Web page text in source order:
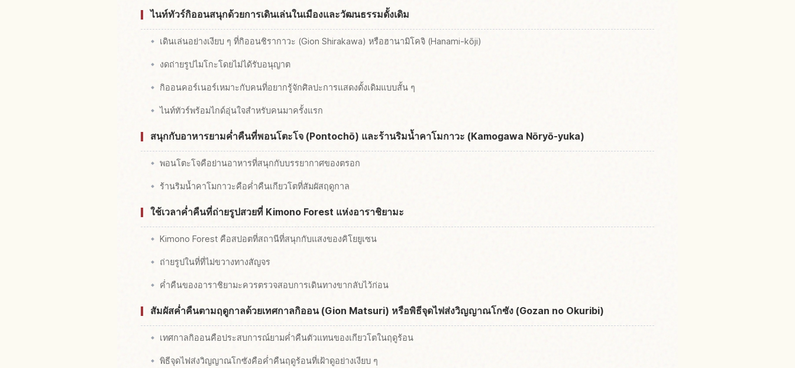
ไนท์ทัวร์กิออนสนุกด้วยการเดินเล่นในเมืองและวัฒนธรรมดั้งเดิม
เดินเล่นอย่างเงียบ ๆ ที่กิออนชิรากาวะ (Gion Shirakawa) หรือฮานามิโคจิ (Hanami-kōji)
งดถ่ายรูปไมโกะโดยไม่ได้รับอนุญาต
กิออนคอร์เนอร์เหมาะกับคนที่อยากรู้จักศิลปะการแสดงดั้งเดิมแบบสั้น ๆ
ไนท์ทัวร์พร้อมไกด์อุ่นใจสำหรับคนมาครั้งแรก
สนุกกับอาหารยามค่ำคืนที่พอนโตะโจ (Pontochō) และร้านริมน้ำคาโมกาวะ (Kamogawa Nōryō-yuka)
พอนโตะโจคือย่านอาหารที่สนุกกับบรรยากาศของตรอก
ร้านริมน้ำคาโมกาวะคือค่ำคืนเกียวโตที่สัมผัสฤดูกาล
ใช้เวลาค่ำคืนที่ถ่ายรูปสวยที่ Kimono Forest แห่งอาราชิยามะ
Kimono Forest คือสปอตที่สถานีที่สนุกกับแสงของคิโยยูเซน
ถ่ายรูปในที่ที่ไม่ขวางทางสัญจร
ค่ำคืนของอาราชิยามะควรตรวจสอบการเดินทางขากลับไว้ก่อน
สัมผัสค่ำคืนตามฤดูกาลด้วยเทศกาลกิออน (Gion Matsuri) หรือพิธีจุดไฟส่งวิญญาณโกซัง (Gozan no Okuribi)
เทศกาลกิออนคือประสบการณ์ยามค่ำคืนตัวแทนของเกียวโตในฤดูร้อน
พิธีจุดไฟส่งวิญญาณโกซังคือค่ำคืนฤดูร้อนที่เฝ้าดูอย่างเงียบ ๆ